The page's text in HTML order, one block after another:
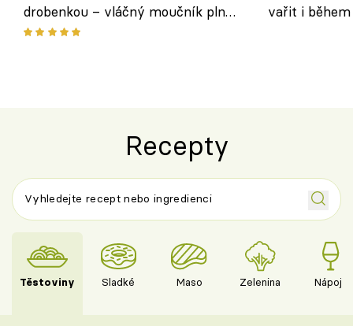
drobenkou – vláčný moučník plný
ovoce
vařit i
Recepty
Těstoviny Sladké Maso Zelenina Nápoje